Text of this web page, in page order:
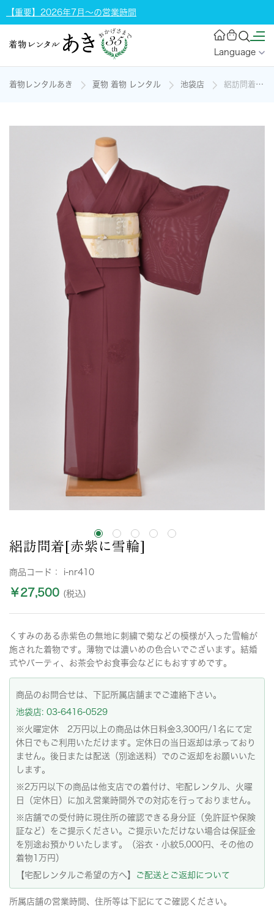
【重要】2026年7月～の営業時間
Language
着物レンタルあき 夏物 着物 レンタル 池袋店 絽訪問着[赤紫に雪輪]の着物レンタル
絽訪問着[赤紫に雪輪]
商品コード： i-nr410
￥27,500 (税込)
くすみのある赤紫色の無地に刺繍で菊などの模様が入った雪輪が
施された着物です。薄物では濃いめの色合いでございます。結婚
式やパーティ、お茶会やお食事会などにもおすすめです。
商品のお問合せは、下記所属店舗までご連絡下さい。
池袋店: 03-6416-0529
※火曜定休 2万円以上の商品は休日料金3,300円/1名にて定
休日でもご利用いただけます。定休日の当日返却は承っており
ません。後日または配送（別途送料）でのご返却をお願いいた
します。
※2万円以下の商品は他支店での着付け、宅配レンタル、火曜
日（定休日）に加え営業時間外での対応を行っておりません。
※店舗での受付時に現住所の確認できる身分証（免許証や保険
証など）をご提示ください。ご提示いただけない場合は保証金
を別途お預かりいたします。（浴衣・小紋5,000円、その他の
着物1万円）
【宅配レンタルご希望の方へ】
ご配送とご返却について
所属店舗の営業時間、住所等は下記にてご確認ください。